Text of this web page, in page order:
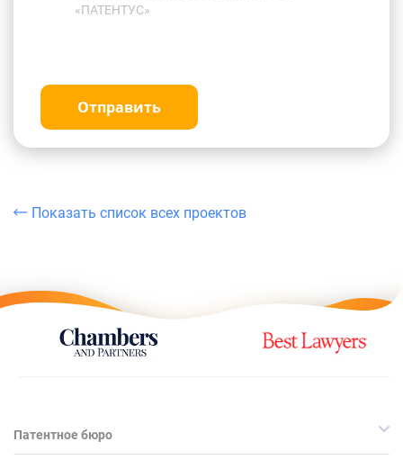
«ПАТЕНТУС»
Отправить
Показать список всех проектов
Патентное бюро